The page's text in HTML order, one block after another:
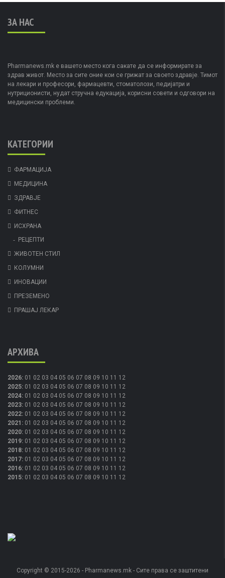
ЗА НАС
Pharmanews.mk е вашето место кога сакате да се информирате за
здрав живот. Место за сите оние кои се грижат за своето здравје. Тимот
на лекари и професори, фармацевти, стоматолози, педијатри и
нутриционисти, нудат стручна едукација, корисни совети и одговори на
медицински проблеми.
КАТЕГОРИИ
ФАРМАЦИЈА
МЕДИЦИНА
ЗДРАВЈЕ
ФИТНЕС
ИСХРАНА
РЕЦЕПТИ
ЖИВОТЕН СТИЛ
КОЛУМНИ
ИНОВАЦИИ
ПРЕЗЕМЕНО
ПРАШАЈ ЛЕКАР
АРХИВА
2026: 01 02 03 04 05 06 07 08 09 10 11 12
2025: 01 02 03 04 05 06 07 08 09 10 11 12
2024: 01 02 03 04 05 06 07 08 09 10 11 12
2023: 01 02 03 04 05 06 07 08 09 10 11 12
2022: 01 02 03 04 05 06 07 08 09 10 11 12
2021 : 01 02 03 04 05 06 07 08 09 10 11 12
2020: 01 02 03 04 05 06 07 08 09 10 11 12
2019: 01 02 03 04 05 06 07 08 09 10 11 12
2018: 01 02 03 04 05 06 07 08 09 10 11 12
2017: 01 02 03 04 05 06 07 08 09 10 11 12
2016: 01 02 03 04 05 06 07 08 09 10 11 12
2015: 01 02 03 04 05 06 07 08 09 10 11 12
Copyright © 2015-2026 - Pharmanews.mk - Сите права се заштитени